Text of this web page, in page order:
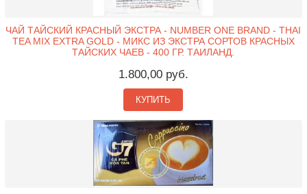
ЧАЙ ТАЙСКИЙ КРАСНЫЙ ЭКСТРА - NUMBER ONE BRAND - THAI
TEA MIX EXTRA GOLD - МИКС ИЗ ЭКСТРА СОРТОВ КРАСНЫХ
ТАЙСКИХ ЧАЕВ - 400 ГР. ТАИЛАНД.
1.800,00 руб.
КУПИТЬ